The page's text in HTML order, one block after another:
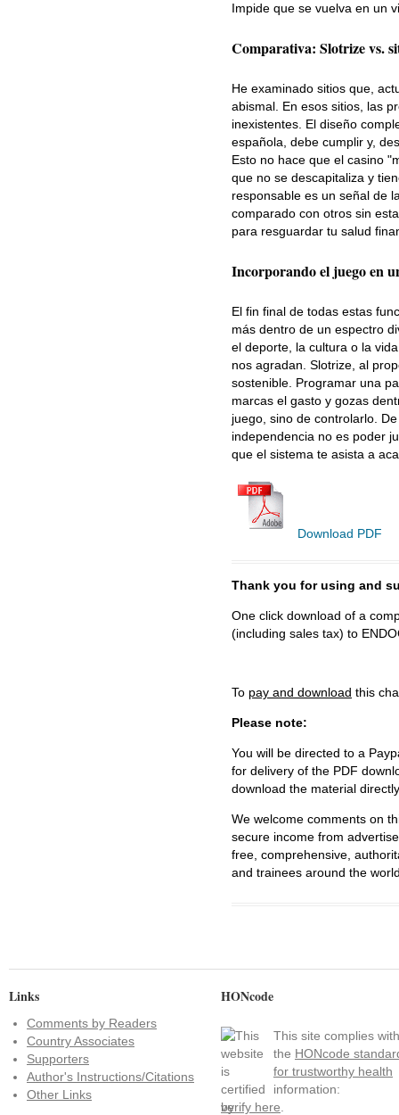
Impide que se vuelva en un
Comparativa: Slotrize vs.
He examinado sitios que,
abismal. En esos sitios, las
inexistentes. El diseño
española, debe cumplir y,
Esto no hace que el casino
que no se descapitaliza y
responsable es un señal de
comparado con otros sin
para resguardar tu salud
Incorporando el juego en
El fin final de todas estas
más dentro de un espectro
el deporte, la cultura o la
nos agradan. Slotrize, al
sostenible. Programar una
marcas el gasto y gozas
juego, sino de controlarlo.
independencia no es poder
que el sistema te asista a
Download PDF
Thank you for using and
One click download of a
(including sales tax) to
To pay and download this
Please note:
You will be directed to a
for delivery of the PDF
download the material
We welcome comments on
secure income from
free, comprehensive,
and trainees around the
Links
Comments by Readers
Country Associates
Supporters
Author's Instructions/Citations
Other Links
HONcode
This site complies with
the HONcode
for trustworthy health
information:
verify here